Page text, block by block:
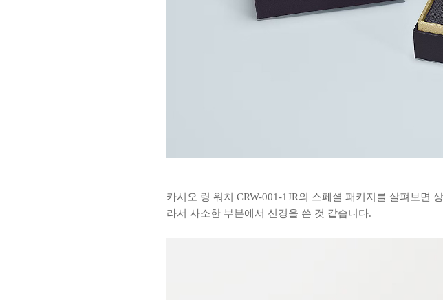
카시오 링 워치 CRW-001-1JR의 스페셜 패키지를 살펴보면
라서 사소한 부분에서 신경을 쓴 것 같습니다.